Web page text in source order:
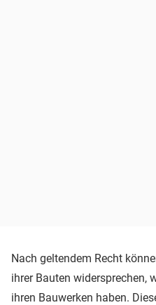
Nach geltendem Recht
ihrer Bauten widersprechen,
ihren Bauwerken haben.